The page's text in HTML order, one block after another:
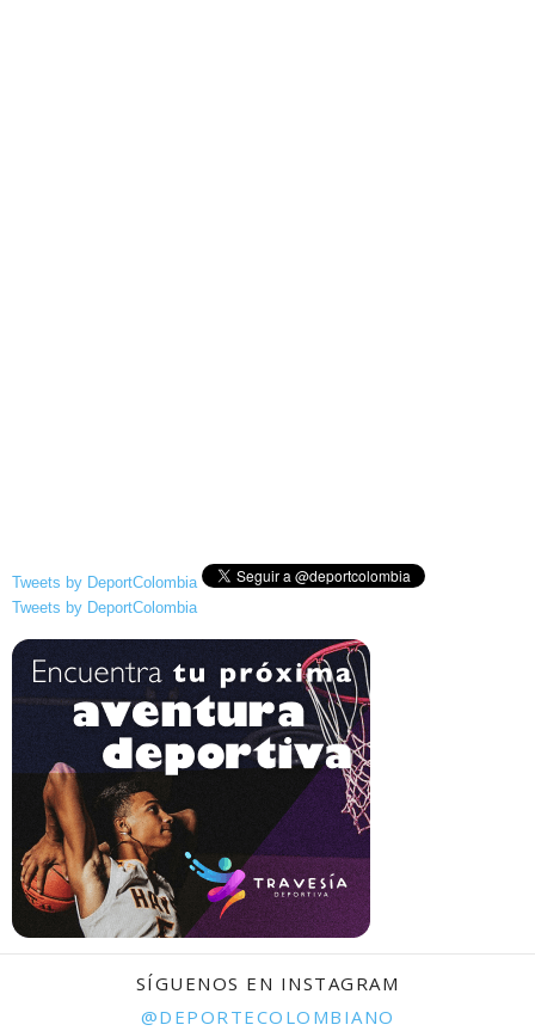
Tweets by DeportColombia
Tweets by DeportColombia
SÍGUENOS EN INSTAGRAM
@DEPORTECOLOMBIANO